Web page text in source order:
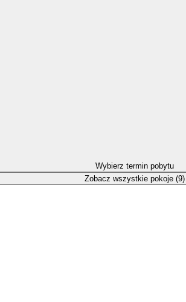
Wybierz termin pobytu
Zobacz wszystkie pokoje (9)